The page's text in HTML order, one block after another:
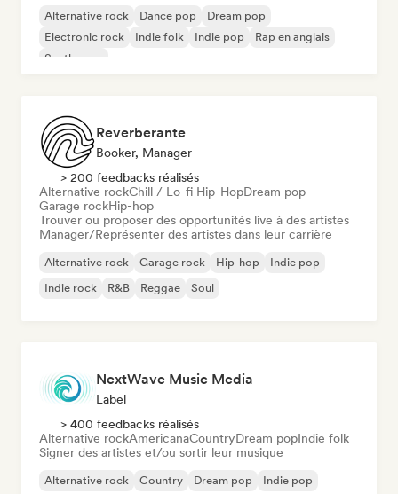
Alternative rock Dance pop
Dream pop
Electronic rock
Indie folk Indie pop
Rap en anglais
Synthwave
Reverberante
Booker, Manager
> 200 feedbacks réalisés
Alternative rockChill / Lo-fi Hip-HopDream pop
Garage rockHip-hop
Trouver ou proposer des opportunités live à des artistes
Manager/Représenter des artistes dans leur carrière
Alternative rock Garage rock Hip-hop
Indie pop
Indie rock
R&B Reggae Soul
NextWave Music Media
Label
> 400 feedbacks réalisés
Alternative rockAmericanaCountryDream popIndie folk
Signer des artistes et/ou sortir leur musique
Alternative rock Country Dream pop
Indie pop